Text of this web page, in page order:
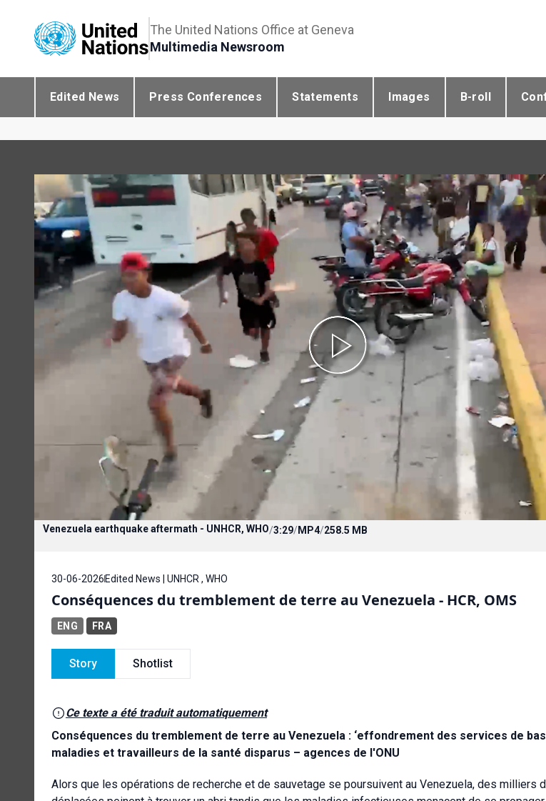
The United Nations Office at Geneva
Multimedia Newsroom
Edited News Press Conferences Statements Images B-roll
Venezuela earthquake aftermath - UNHCR, WHO/3:29/MP4/258.5 MB
30-06-2026 Edited News | UNHCR , WHO
Conséquences du tremblement de terre au Venezuela - HCR, OMS
ENG FRA
Story Shotlist
Ce texte a été traduit automatiquement
Conséquences du tremblement de terre au Venezuela : ‘effondrement des services de
maladies et travailleurs de la santé disparus – agences de l'ONU
Alors que les opérations de recherche et de sauvetage se poursuivent au Venezuela, des milliers